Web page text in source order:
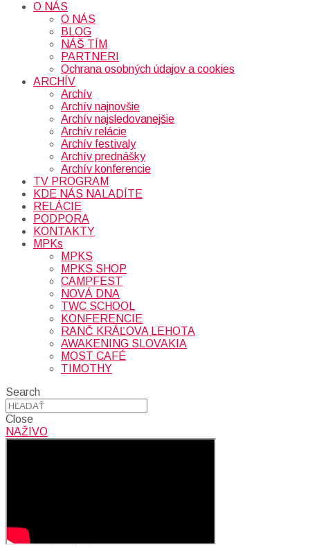
O NÁS
O NÁS
BLOG
NÁŠ TÍM
PARTNERI
Ochrana osobných údajov a cookies
ARCHÍV
Archív
Archív najnovšie
Archív najsledovanejšie
Archív relácie
Archív festivaly
Archív prednášky
Archív konferencie
TV PROGRAM
KDE NÁS NALADÍTE
RELÁCIE
PODPORA
KONTAKTY
MPKs
MPKS
MPKS SHOP
CAMPFEST
NOVÁ DNA
TWC SCHOOL
KONFERENCIE
RANČ KRÁĽOVA LEHOTA
AWAKENING SLOVAKIA
MOST CAFÉ
TIMOTHY
Search
Close
NAŽIVO